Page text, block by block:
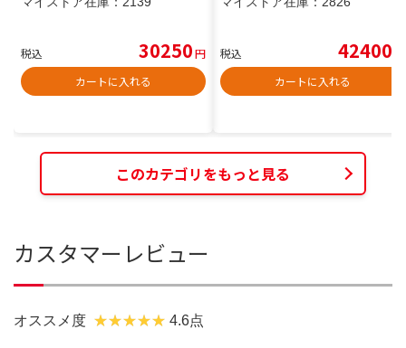
税込 30250円
カートに入れる
税込 42400
カートに入れる
このカテゴリをもっと見る
カスタマーレビュー
オススメ度 4.6点